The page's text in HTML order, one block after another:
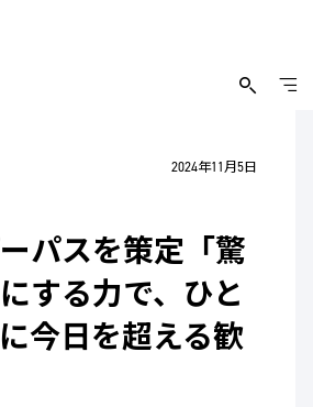
2024年11月5日
パスを策定「驚
する力で、ひと
今日を超える歓